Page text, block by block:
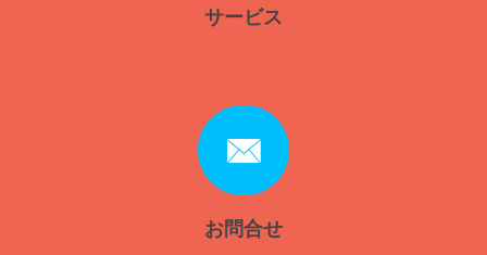
サービス
お問合せ